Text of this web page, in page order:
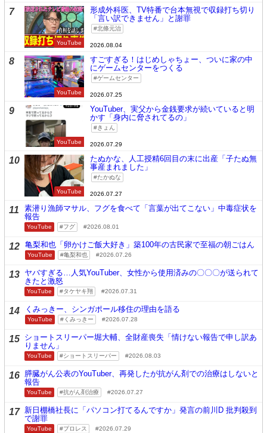
7
YouTube
形成外科医、TV特番で台本無視で収録打ち切り
「言い訳できません」と謝罪
北條元治
2026.08.04
8
YouTube
すごすぎる！はじめしゃちょー、ついに家の中
にゲームセンターをつくる
ゲームセンター
2026.07.25
9
YouTube
YouTuber、実父から金銭要求が続いていると明
かす「身内に脅されてるの」
きょん
2026.07.29
10
YouTube
たぬかな、人工授精6回目の末に出産「子たぬ無
事産まれました」
たかぬな
2026.07.27
11
素潜り漁師マサル、フグを食べて「言葉が出てこない」中毒症状を
報告
YouTube フグ 2026.08.01
12 亀梨和也「卵かけご飯大好き」築100年の古民家で至福の朝ごはん
YouTube 亀梨和也 2026.07.26
13 ヤバすぎる…人気YouTuber、女性から使用済みの〇〇〇が送られて
きたと激怒
YouTube タケヤキ翔 2026.07.31
14 くみっきー、シンガポール移住の理由を語る
YouTube くみっきー 2026.07.28
15 ショートスリーパー堀大輔、全財産喪失「情けない報告で申し訳あ
りません」
YouTube ショートスリーパー 2026.08.03
16 膵臓がん公表のYouTuber、再発したが抗がん剤での治療はしないと
報告
YouTube 抗がん剤治療 2026.07.27
17 新日棚橋社長に「パソコン打てるんですか」発言の前川D 批判殺到
で謝罪
YouTube プロレス 2026.07.29